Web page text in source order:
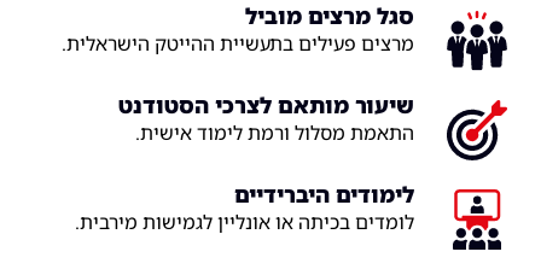
סגל מרצים מוביל
מרצים פעילים בתעשיית ההייטק הישראלית.
שיעור מותאם לצרכי הסטודנט
התאמת מסלול ורמת לימוד אישית.
לימודים היברידיים
לומדים בכיתה או אונליין לגמישות מירבית.